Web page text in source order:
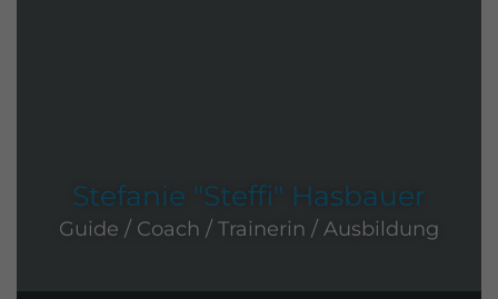
Stefanie "Steffi" Hasbauer
Guide / Coach / Trainerin / Ausbildung